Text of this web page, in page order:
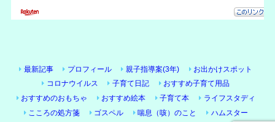
最新記事 プロフィール 親子指導案(3年)
お出かけスポット
コロナウイルス
子育て日記
おすすめ子育て用品
おすすめのおもちゃ
おすすめ絵本 子育て本
ライフスタディ
こころの処方箋
ゴスペル 喘息（咳）のこと ハムスター